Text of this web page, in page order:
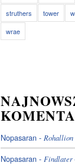
struthers
tower
wrae
Nopasaran -Rohallion
Nopasaran -Findlater